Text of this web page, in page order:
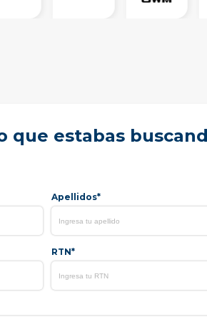
que estabas
Apellidos*
RTN*